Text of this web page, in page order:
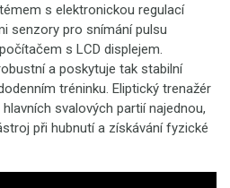
s elektronickou regulací
senzory pro snímání pulsu
s LCD displejem.
a poskytuje tak stabilní
tréninku. Eliptický trenažér
svalových partií najednou,
při hubnutí a získávání fyzické